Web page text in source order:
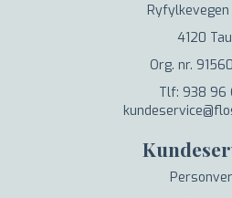
Ryfylkevegen
4120 Tau
Org. nr.
Tlf: 938 96